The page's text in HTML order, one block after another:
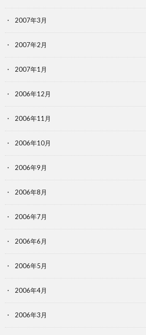
2007年3月
2007年2月
2007年1月
2006年12月
2006年11月
2006年10月
2006年9月
2006年8月
2006年7月
2006年6月
2006年5月
2006年4月
2006年3月